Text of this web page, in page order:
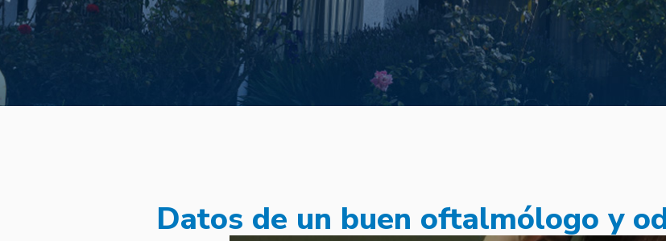
Datos de un buen oftalmólogo y